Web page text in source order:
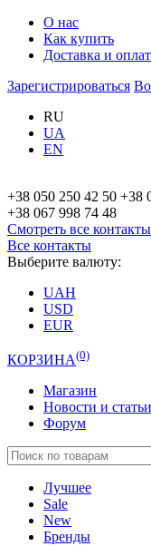
О нас
Как купить
Доставка и
Зарегистрироваться
RU
UA
EN
+38 050 250 42 50 +38
+38 067 998 74 48
Смотреть все
Все контакты
Выберите валюту:
UAH
USD
EUR
КОРЗИНА(0)
Магазин
Новости и статьи
Форум
Лучшее
Sale
New
Бренды